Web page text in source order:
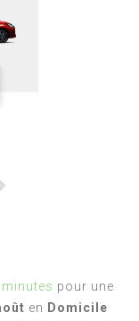
pour une
en Domicile